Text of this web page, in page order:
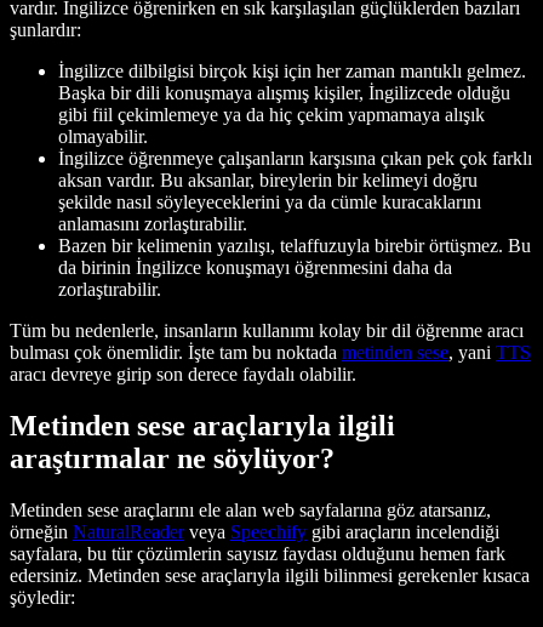
vardır. İngilizce öğrenirken en sık karşılaşılan güçlüklerden bazıları
şunlardır:
İngilizce dilbilgisi birçok kişi için her zaman mantıklı gelmez.
Başka bir dili konuşmaya alışmış kişiler, İngilizcede olduğu
gibi fiil çekimlemeye ya da hiç çekim yapmamaya alışık
olmayabilir.
İngilizce öğrenmeye çalışanların karşısına çıkan pek çok farklı
aksan vardır. Bu aksanlar, bireylerin bir kelimeyi doğru
şekilde nasıl söyleyeceklerini ya da cümle kuracaklarını
anlamasını zorlaştırabilir.
Bazen bir kelimenin yazılışı, telaffuzuyla birebir örtüşmez. Bu
da birinin İngilizce konuşmayı öğrenmesini daha da
zorlaştırabilir.
Tüm bu nedenlerle, insanların kullanımı kolay bir dil öğrenme aracı
bulması çok önemlidir. İşte tam bu noktada metinden sese, yani TTS
aracı devreye girip son derece faydalı olabilir.
Metinden sese araçlarıyla ilgili
araştırmalar ne söylüyor?
Metinden sese araçlarını ele alan web sayfalarına göz atarsanız,
örneğin NaturalReaderveya Speechify gibi araçların incelendiği
sayfalara, bu tür çözümlerin sayısız faydası olduğunu hemen fark
edersiniz. Metinden sese araçlarıyla ilgili bilinmesi gerekenler kısaca
şöyledir: